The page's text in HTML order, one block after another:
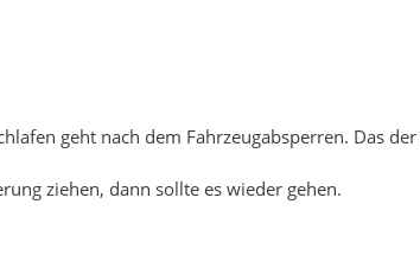
geht nach dem Fahrzeugabsperren. Das
ziehen, dann sollte es wieder gehen.